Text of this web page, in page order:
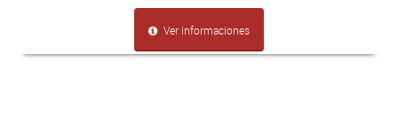
Ver informaciones